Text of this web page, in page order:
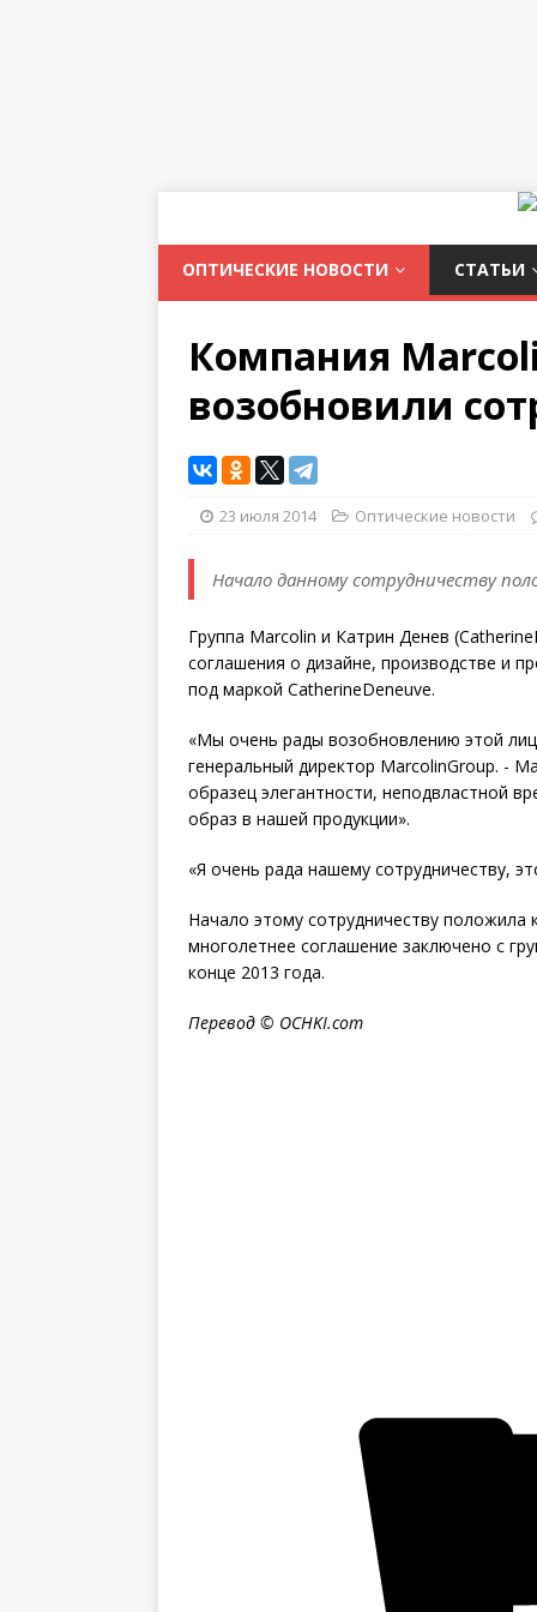
ОПТИЧЕСКИЕ НОВОСТИ СТАТЬИ
Компания
возобновили
23 июля 2014 Оптические новости
Начало данному сотрудничеству
Группа Marcolin и Катрин Денев
соглашения о дизайне, производстве и
под маркой CatherineDeneuve.
«Мы очень рады возобновлению этой
генеральный директор MarcolinGroup. -
образец элегантности, неподвластной
образ в нашей продукции».
«Я очень рада нашему сотрудничеству,
Начало этому сотрудничеству положила
многолетнее соглашение заключено с
конце 2013 года.
Перевод © OCHKI.com